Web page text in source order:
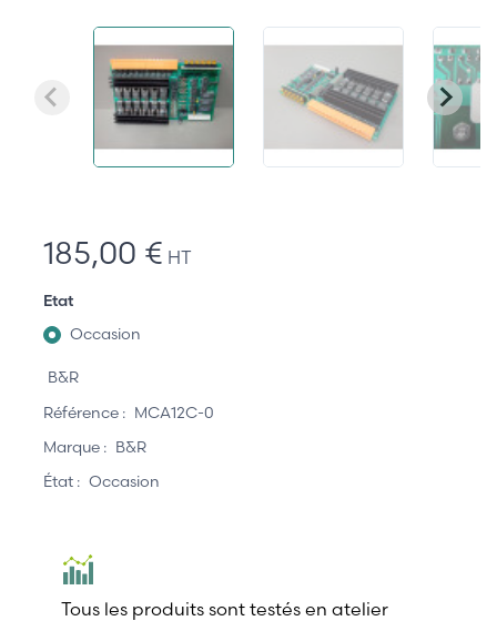
185,00 € HT
Etat
Occasion
B&R
Référence : MCA12C-0
Marque : B&R
État : Occasion
Tous les produits sont testés en atelier